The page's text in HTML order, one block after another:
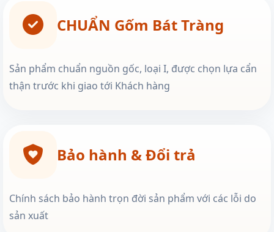
CHUẨN Gốm Bát Tràng
Sản phẩm chuẩn nguồn gốc, loại I, được chọn lựa cẩn
thận trước khi giao tới Khách hàng
Bảo hành & Đổi trả
Chính sách bảo hành trọn đời sản phẩm với các lỗi do
sản xuất